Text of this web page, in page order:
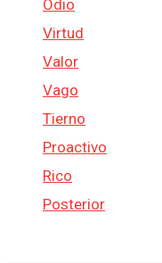
Odio
Virtud
Valor
Vago
Tierno
Proactivo
Rico
Posterior